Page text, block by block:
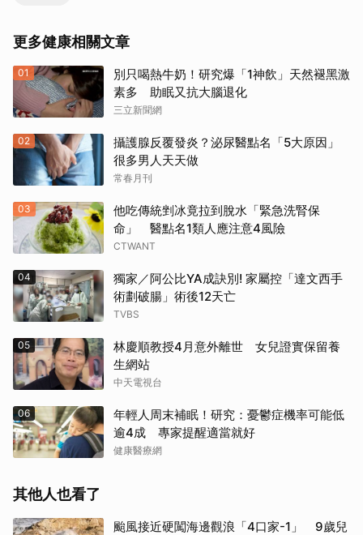
更多健康相關文章
01
別只喝熱牛奶！研究爆「1神飲」天然褪黑激
素多 助眠又抗大腦退化
三立新聞網
02
攝護腺反覆發炎？泌尿醫點名「5大原因」
很多男人天天做
常春月刊
03
他吃傳統剉冰竟拉到脫水「緊急洗腎保
命」 醫點名1類人應注意4風險
CTWANT
04
獨家／阿公比YA成訣別! 家屬控「達文西手
術劃破腸」術後12天亡
TVBS
05
林慶順教授4月意外離世 女兒證實保留養
生網站
中天電視台
06
年輕人周末補眠！研究：憂鬱症機率可能低
逾4成 專家提醒適當就好
健康醫療網
其他人也看了
颱風接近硬闖海邊觀浪「4口家-1」 9歲兒